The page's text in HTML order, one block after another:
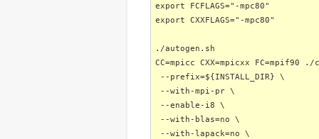
export FCFLAGS="-mpc80"
export CXXFLAGS="-mpc80"
./autogen.sh
CC=mpicc CXX=mpicxx FC=mpif90
--prefix=${INSTALL_DIR} \
--with-mpi-pr \
--enable-i8 \
--with-blas=no \
--with-lapack=no \